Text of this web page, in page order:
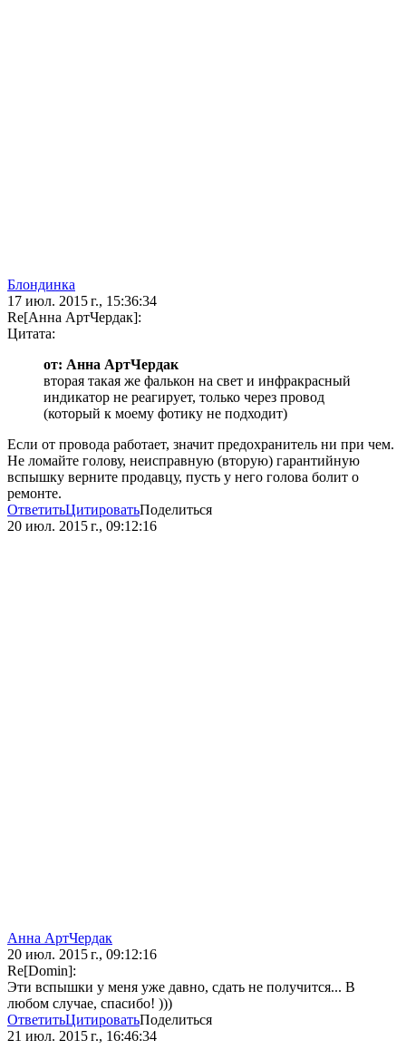
Блoндинка
17 июл. 2015 г., 15:36:34
Re[Анна АртЧердак]:
Цитата:
от: Анна АртЧердак
вторая такая же фалькон на свет и инфракрасный
индикатор не реагирует, только через провод
(который к моему фотику не подходит)
Если от провода работает, значит предохранитель ни при чем.
Не ломайте голову, неисправную (вторую) гарантийную
вспышку верните продавцу, пусть у него голова болит о
ремонте.
ОтветитьЦитироватьПоделиться
20 июл. 2015 г., 09:12:16
Анна АртЧердак
20 июл. 2015 г., 09:12:16
Re[Domin]:
Эти вспышки у меня уже давно, сдать не получится... В
любом случае, спасибо! )))
ОтветитьЦитироватьПоделиться
21 июл. 2015 г., 16:46:34